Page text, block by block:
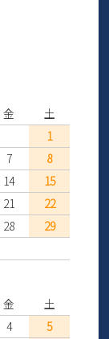
金
土
1
7
8
14
15
21
22
28
29
金
土
4
5